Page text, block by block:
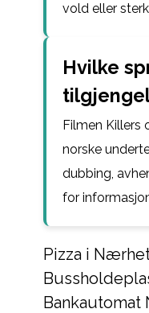
vold eller
Hvilke
Filmen Killers
norske
dubbing,
for
Pizza i